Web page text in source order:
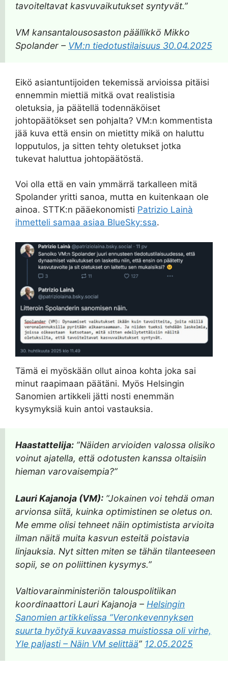
tavoiteltavat kasvuvaikutukset syntyvät.”
VM kansantalousosaston päällikkö Mikko
Spolander – VM:n tiedotustilaisuus 30.04.2025
Eikö asiantuntijoiden tekemissä arvioissa pitäisi
ennemmin miettiä mitkä ovat realistisia
oletuksia, ja päätellä todennäköiset
johtopäätökset sen pohjalta? VM:n kommentista
jää kuva että ensin on mietitty mikä on haluttu
lopputulos, ja sitten tehty oletukset jotka
tukevat haluttua johtopäätöstä.
Voi olla että en vain ymmärrä tarkalleen mitä
Spolander yritti sanoa, mutta en kuitenkaan ole
ainoa. STTK:n pääekonomisti Patrizio Lainà
ihmetteli samaa asiaa BlueSky:ssa.
Tämä ei myöskään ollut ainoa kohta joka sai
minut raapimaan päätäni. Myös Helsingin
Sanomien artikkeli jätti nosti enemmän
kysymyksiä kuin antoi vastauksia.
Haastattelija: ”Näiden arvioiden valossa olisiko
voinut ajatella, että odotusten kanssa oltaisiin
hieman varovaisempia?”
Lauri Kajanoja (VM): ”Jokainen voi tehdä oman
arvionsa siitä, kuinka optimistinen se oletus on.
Me emme olisi tehneet näin optimistista arvioita
ilman näitä muita kasvun esteitä poistavia
linjauksia. Nyt sitten miten se tähän tilanteeseen
sopii, se on poliittinen kysymys.”
Valtiovarainministeriön talouspolitiikan
koordinaattori Lauri Kajanoja – Helsingin
Sanomien artikkelissa ”Veronkevennyksen
suurta hyötyä kuvaavassa muistiossa oli virhe,
Yle paljasti – Näin VM selittää” 12.05.2025